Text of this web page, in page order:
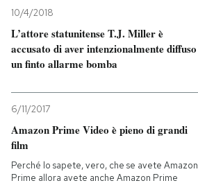
10/4/2018
L’attore statunitense T.J. Miller è
accusato di aver intenzionalmente diffuso
un finto allarme bomba
6/11/2017
Amazon Prime Video è pieno di grandi
film
Perché lo sapete, vero, che se avete Amazon
Prime allora avete anche Amazon Prime